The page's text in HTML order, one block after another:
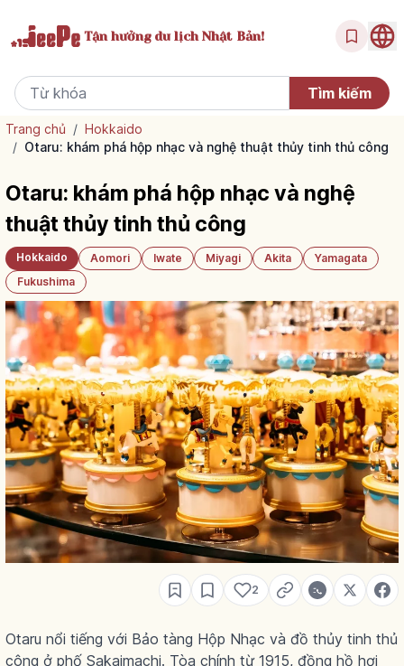
Tận hưởngdu lịch Nhật Bản!
Trang chủ / Hokkaido
/ Otaru: khám phá hộp nhạc và nghệ thuật thủy tinh thủ công
Otaru: khám phá hộp nhạc và nghệ
thuật thủy tinh thủ công
Hokkaido Aomori Iwate Miyagi Akita
Yamagata
Fukushima
2
Otaru nổi tiếng với Bảo tàng Hộp Nhạc và đồ thủy tinh thủ
công ở phố Sakaimachi. Tòa chính từ 1915, đồng hồ hơi